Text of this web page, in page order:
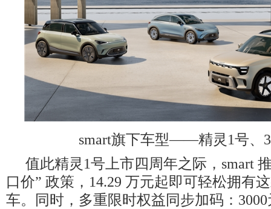
smart旗下车型——精灵1号、
值此精灵1号上市四周年之际，smart
口价” 政策，14.29 万元起即可轻松拥有
车。同时，多重限时权益同步加码：